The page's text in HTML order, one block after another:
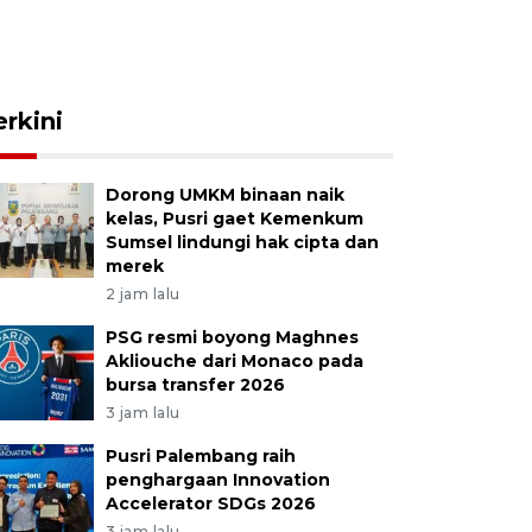
Dorong UMKM binaan naik
kelas, Pusri gaet Kemenkum
Sumsel lindungi hak cipta dan
merek
2 jam lalu
PSG resmi boyong Maghnes
Akliouche dari Monaco pada
bursa transfer 2026
3 jam lalu
Pusri Palembang raih
penghargaan Innovation
Accelerator SDGs 2026